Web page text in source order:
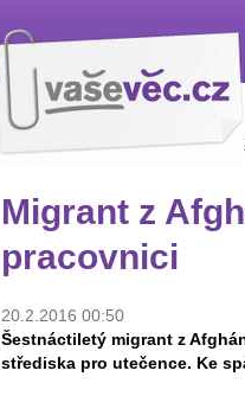
Migrant z
pracovnici
20.2.2016 00:50
Šestnáctiletý migrant z
střediska pro utečence. Ke